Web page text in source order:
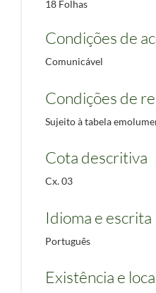
18 Folhas
Condições de
Comunicável
Condições de
Sujeito à tabela
Cota descritiva
Cx. 03
Idioma e escrita
Português
Existência e